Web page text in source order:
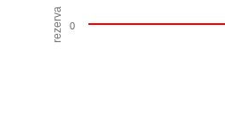
rezerva 0